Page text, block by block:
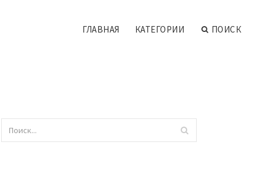
ГЛАВНАЯ КАТЕГОРИИ ПОИСК